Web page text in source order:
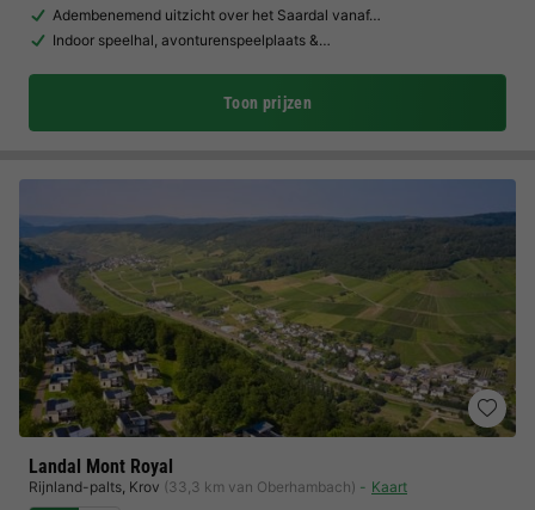
Adembenemend uitzicht over het Saardal vanaf…
Indoor speelhal, avonturenspeelplaats &…
Toon prijzen
Landal Mont Royal
Rijnland-palts, Krov (33,3 km van Oberhambach) Kaart